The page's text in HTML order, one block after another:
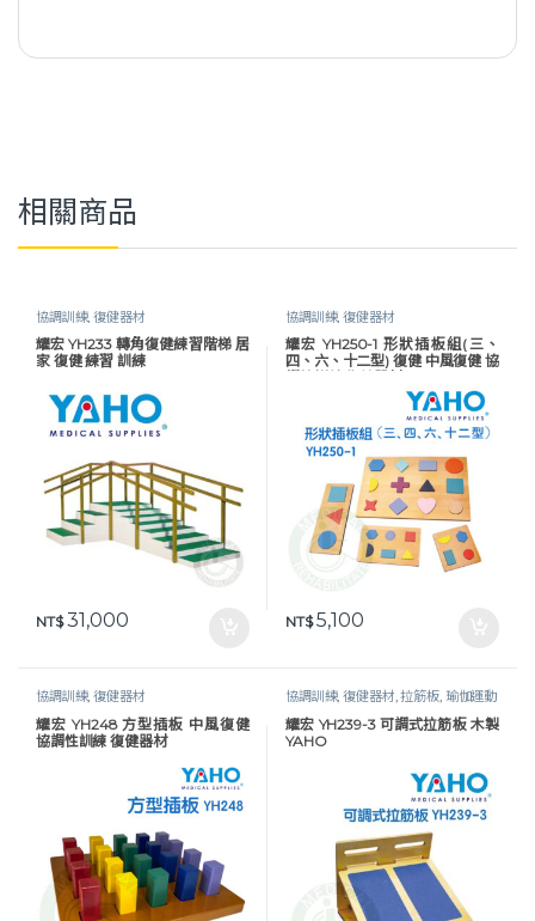
相關商品
協調訓練,復健器材
耀宏 YH233 轉角復健練習階梯 居
家 復健 練習 訓練
NT$31,000
協調訓練,復健器材
耀宏 YH250-1 形狀插板組(三、
四、六、十二型) 復健 中風復健 協
NT$5,100
協調訓練,復健器材
耀宏 YH248 方型插板 中風復健
協調性訓練 復健器材
協調訓練,復健器材,拉筋板, 瑜伽運動
耀宏 YH239-3 可調式拉筋板 木製
YAHO